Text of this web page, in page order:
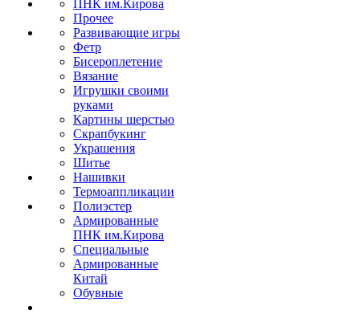
ПНК им.Кирова
Прочее
Развивающие игры
Фетр
Бисероплетение
Вязание
Игрушки своими
руками
Картины шерстью
Скрапбукинг
Украшения
Шитье
Нашивки
Термоаппликации
Полиэстер
Армированные
ПНК им.Кирова
Специальные
Армированные
Китай
Обувные